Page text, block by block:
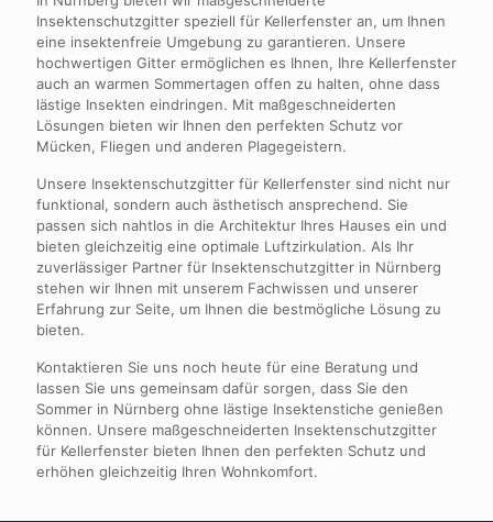
Insektenschutzgitter speziell für Kellerfenster an, um Ihnen
eine insektenfreie Umgebung zu garantieren. Unsere
hochwertigen Gitter ermöglichen es Ihnen, Ihre Kellerfenster
auch an warmen Sommertagen offen zu halten, ohne dass
lästige Insekten eindringen. Mit maßgeschneiderten
Lösungen bieten wir Ihnen den perfekten Schutz vor
Mücken, Fliegen und anderen Plagegeistern.
Unsere Insektenschutzgitter für Kellerfenster sind nicht nur
funktional, sondern auch ästhetisch ansprechend. Sie
passen sich nahtlos in die Architektur Ihres Hauses ein und
bieten gleichzeitig eine optimale Luftzirkulation. Als Ihr
zuverlässiger Partner für Insektenschutzgitter in Nürnberg
stehen wir Ihnen mit unserem Fachwissen und unserer
Erfahrung zur Seite, um Ihnen die bestmögliche Lösung zu
bieten.
Kontaktieren Sie uns noch heute für eine Beratung und
lassen Sie uns gemeinsam dafür sorgen, dass Sie den
Sommer in Nürnberg ohne lästige Insektenstiche genießen
können. Unsere maßgeschneiderten Insektenschutzgitter
für Kellerfenster bieten Ihnen den perfekten Schutz und
erhöhen gleichzeitig Ihren Wohnkomfort.